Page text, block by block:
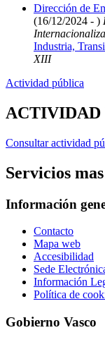
Dirección de
(16/12/2024 - )
Industria,
XIII
Actividad pública
ACTIVIDAD
Consultar actividad
Servicios
Información
Contacto
Mapa web
Accesibilidad
Sede
Información
Política de
Gobierno Vasco